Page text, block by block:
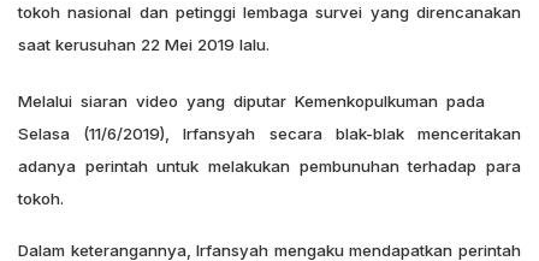
tokoh nasional dan petinggi lembaga survei yang direncanakan
saat kerusuhan 22 Mei 2019 lalu.
Melalui siaran video yang diputar Kemenkopulkuman pada
Selasa (11/6/2019), Irfansyah secara blak-blak menceritakan
adanya perintah untuk melakukan pembunuhan terhadap para
tokoh.
Dalam keterangannya, Irfansyah mengaku mendapatkan perintah